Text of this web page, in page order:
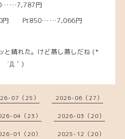
円
円 Pt850……7,066円
と晴れた。けど蒸し蒸しだね (*
´Д｀)
07（25） 2026-06（27）
04（23） 2026-03（20）
01（20） 2025-12（20）